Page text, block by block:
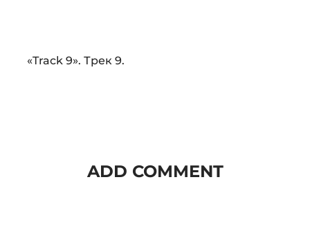
Audio
«Track 9». Трек 9.
ADD COMMENT